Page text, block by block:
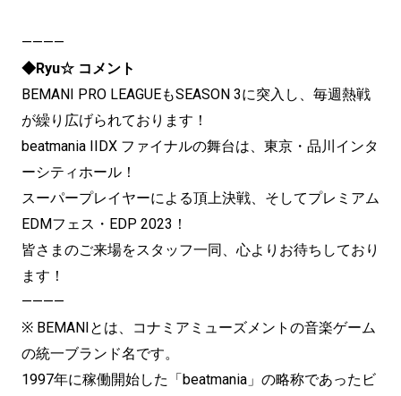
————
◆Ryu☆ コメント
BEMANI PRO LEAGUEもSEASON 3に突入し、毎週熱戦
が繰り広げられております！
beatmania IIDX ファイナルの舞台は、東京・品川インタ
ーシティホール！
スーパープレイヤーによる頂上決戦、そしてプレミアム
EDMフェス・EDP 2023！
皆さまのご来場をスタッフ一同、心よりお待ちしており
ます！
————
※ BEMANIとは、コナミアミューズメントの音楽ゲーム
の統一ブランド名です。
1997年に稼働開始した「beatmania」の略称であったビ